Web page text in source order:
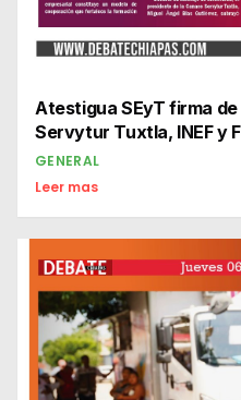
Atestigua SEyT firma
Servytur Tuxtla, INEF y
GENERAL
Leer mas